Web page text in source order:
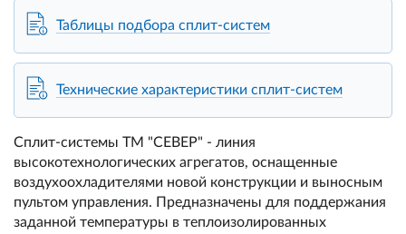
Таблицы подбора сплит-систем
Технические характеристики сплит-систем
Сплит-системы ТМ "СЕВЕР" - линия
высокотехнологических агрегатов, оснащенные
воздухоохладителями новой конструкции и выносным
пультом управления. Предназначены для поддержания
заданной температуры в теплоизолированных